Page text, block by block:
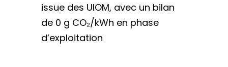
issue des UIOM, avec un bilan
de 0 g CO₂/kWh en phase
d’exploitation